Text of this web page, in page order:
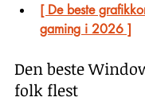
[ De beste
gaming i 2026 ]
Den beste
folk flest